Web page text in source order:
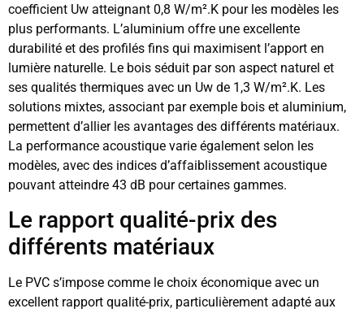
coefficient Uw atteignant 0,8 W/m².K pour les modèles les
plus performants. L’aluminium offre une excellente
durabilité et des profilés fins qui maximisent l’apport en
lumière naturelle. Le bois séduit par son aspect naturel et
ses qualités thermiques avec un Uw de 1,3 W/m².K. Les
solutions mixtes, associant par exemple bois et aluminium,
permettent d’allier les avantages des différents matériaux.
La performance acoustique varie également selon les
modèles, avec des indices d’affaiblissement acoustique
pouvant atteindre 43 dB pour certaines gammes.
Le rapport qualité-prix des
différents matériaux
Le PVC s’impose comme le choix économique avec un
excellent rapport qualité-prix, particulièrement adapté aux